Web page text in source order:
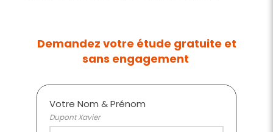
Demandez votre étude gratuite et
sans engagement
Votre Nom & Prénom
Dupont Xavier